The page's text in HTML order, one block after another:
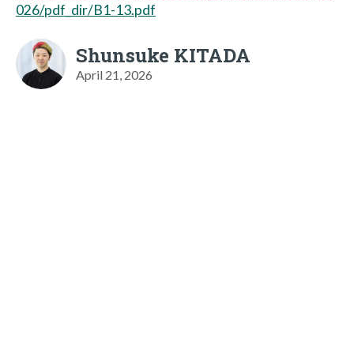
026/pdf_dir/B1-13.pdf
Shunsuke KITADA
April 21, 2026